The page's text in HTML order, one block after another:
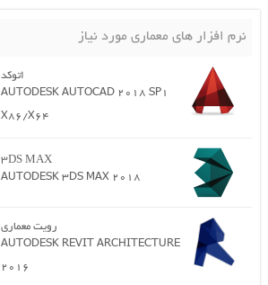
نرم افزار های معماری مورد نیاز
اتوکد
AUTODESK AUTOCAD 2018 SP1
X86/X64
3DS MAX
AUTODESK 3DS MAX 2018
رویت معماری
AUTODESK REVIT ARCHITECTURE
2016